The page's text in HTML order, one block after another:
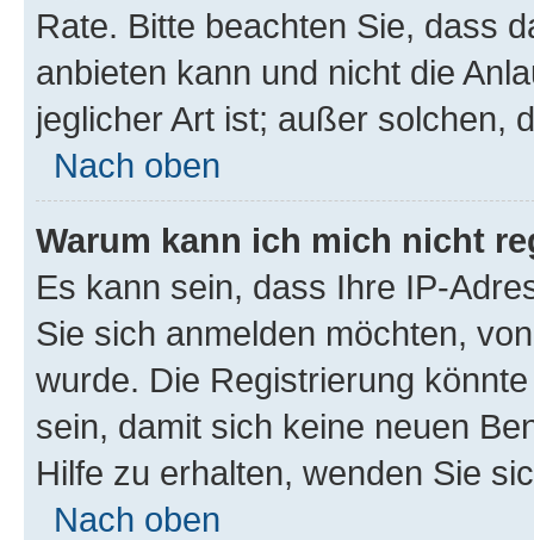
Rate. Bitte beachten Sie, dass
anbieten kann und nicht die
jeglicher Art ist; außer solchen,
Nach oben
Warum kann ich mich nicht
Es kann sein, dass Ihre IP-
Sie sich anmelden möchten,
wurde. Die Registrierung
sein, damit sich keine neuen
Hilfe zu erhalten, wenden Sie
Nach oben